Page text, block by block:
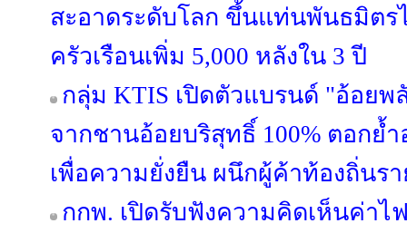
สะอาดระดับโลก ขึ้นแท่นพันธมิตร
ครัวเรือนเพิ่ม 5,000 หลังใน 3 ปี
กลุ่ม KTIS เปิดตัวแบรนด์ "อ้อย
จากชานอ้อยบริสุทธิ์ 100% ตอกย้
เพื่อความยั่งยืน ผนึกผู้ค้าท้องถิ่นร
กกพ. เปิดรับฟังความคิดเห็นค่าไ